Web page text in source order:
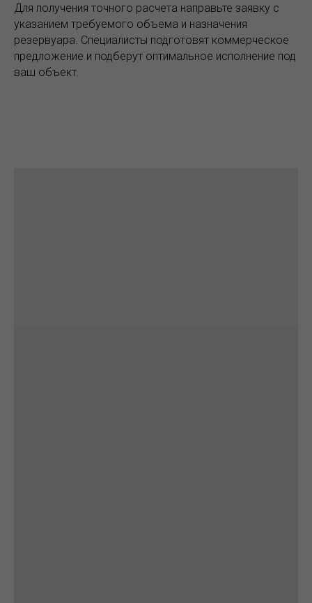
Для получения точного расчета направьте заявку с
указанием требуемого объема и назначения
резервуара. Специалисты подготовят коммерческое
предложение и подберут оптимальное исполнение под
ваш объект.